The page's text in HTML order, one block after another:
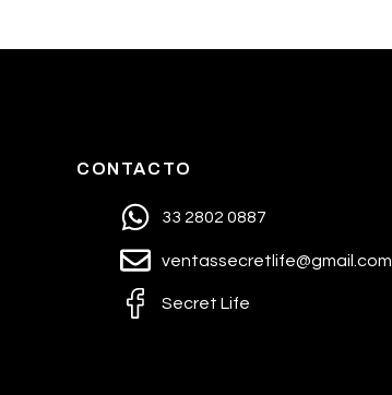
CONTACTO
33 2802 0887
ventassecretlife@gmail.com
Secret Life